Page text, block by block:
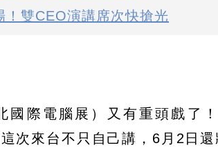
！雙CEO演講席次快搶光
國際電腦展）又有重頭戲了
這次來台不只自己講，6月2日